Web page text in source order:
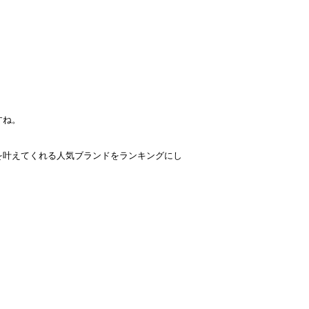
。
えてくれる人気ブランドをランキングにし